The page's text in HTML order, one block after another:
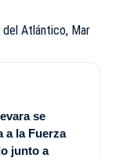
Atlántico, Mar
se
a la Fuerza
junto a